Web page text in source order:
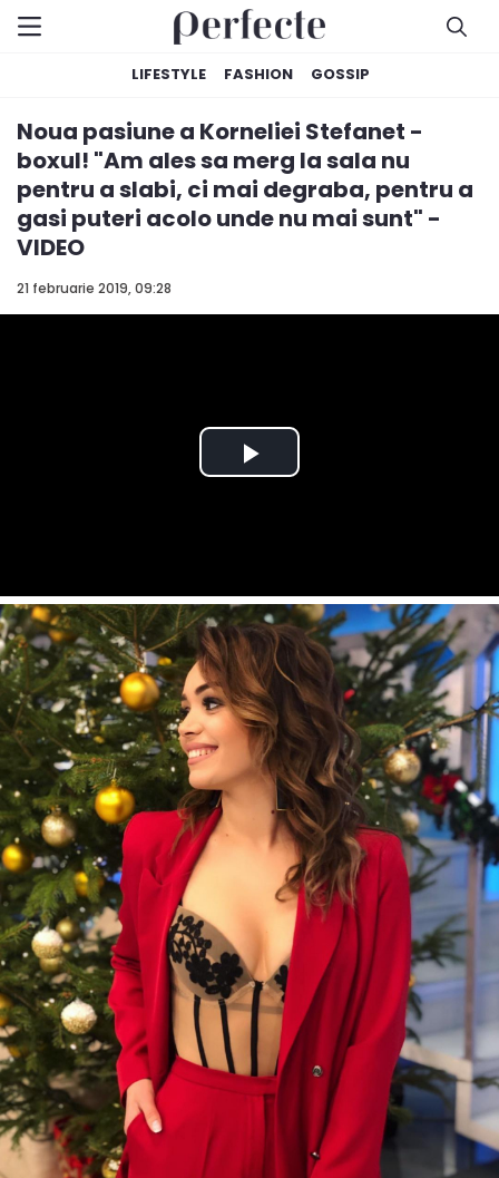
LIFESTYLE FASHION GOSSIP
21 februarie 2019, 09:28
Noua pasiune a Korneliei Stefanet -
boxul! "Am ales sa merg la sala nu
pentru a slabi, ci mai degraba, pentru a
gasi puteri acolo unde nu mai sunt" -
VIDEO